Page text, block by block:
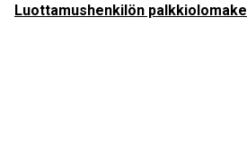
Luottamushenkilön palkkiolomake